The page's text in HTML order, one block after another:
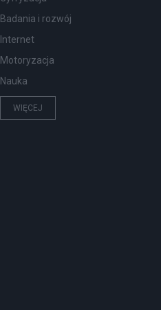
Badania i rozwój
Internet
Motoryzacja
Nauka
WIĘCEJ